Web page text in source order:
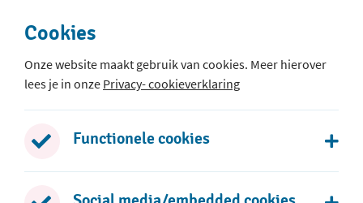
Het Baken
Klepperman 1
Cookies
Onze website maakt gebruik van cookies. Meer hierover
lees je in onze Privacy- cookieverklaring
Functionele cookies